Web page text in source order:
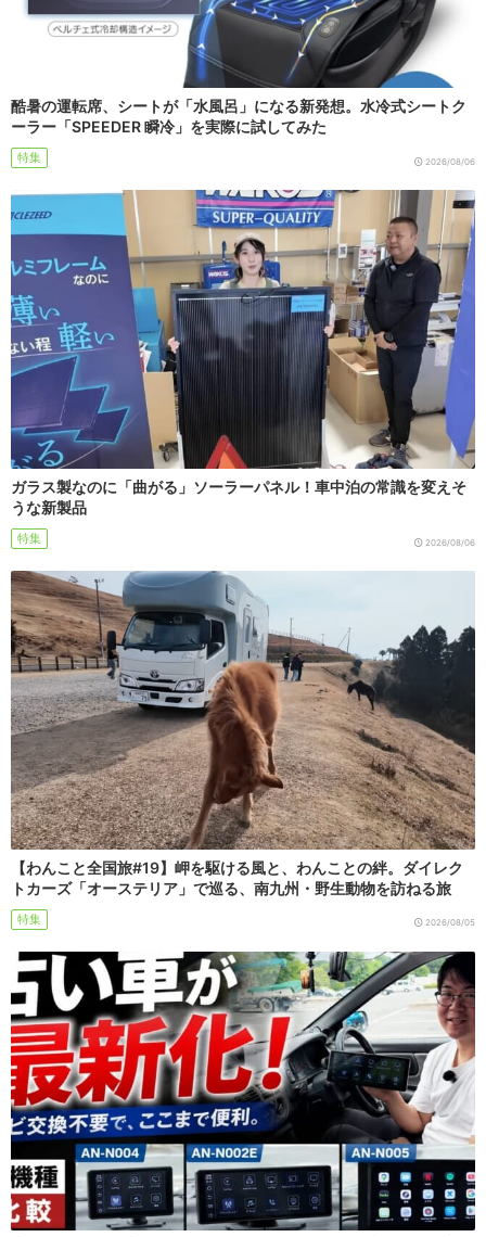
酷暑の運転席、シートが「水風呂」になる新発想。水冷式シートク
ーラー「SPEEDER 瞬冷」を実際に試してみた
特集 2026/08/06
ガラス製なのに「曲がる」ソーラーパネル！車中泊の常識を変えそ
うな新製品
特集 2026/08/06
【わんこと全国旅#19】岬を駆ける風と、わんことの絆。ダイレク
トカーズ「オーステリア」で巡る、南九州・野生動物を訪ねる旅
特集 2026/08/05